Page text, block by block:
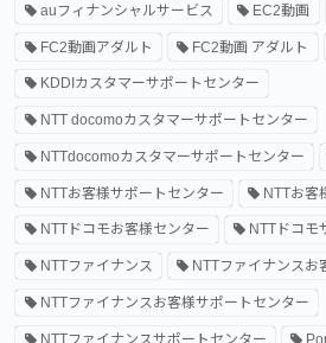
auフィナンシャルサービス EC2動画
FC2動画アダルト FC2動画 アダルト
KDDIカスタマーサポートセンター
NTT docomoカスタマーサポートセンター
NTTdocomoカスタマーサポートセンター
NTTお客様サポートセンター NTTお客
NTTドコモお客様センター NTTドコモ
NTTファイナンス NTTファイナンスお
NTTファイナンスお客様サポートセンター
NTTファイナンスサポートセンター